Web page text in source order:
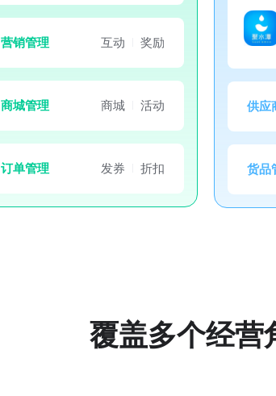
营销管理 互动 奖励
商城管理 商城 活动
订单管理 发券 折扣
供应
货品
覆盖多个经营